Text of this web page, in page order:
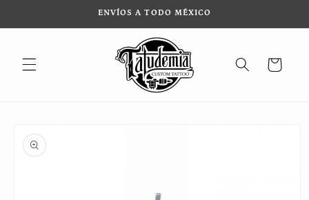
al contenido
ENVÍOS A TODO MÉXICO
Carrito
a la
información